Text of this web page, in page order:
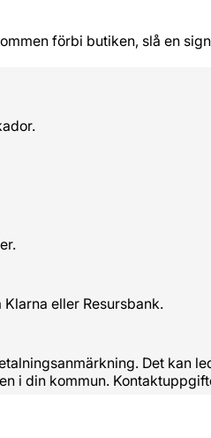
förbi butiken, slå en
eller Resursbank.
Det kan
i din kommun.